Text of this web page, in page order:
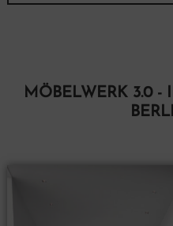
Alternative:
MÖBELWERK 3.0 -